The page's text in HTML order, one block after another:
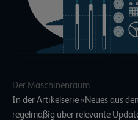
Der Maschinenraum
In der Artikelserie »Neues aus
regelmäßig über relevante